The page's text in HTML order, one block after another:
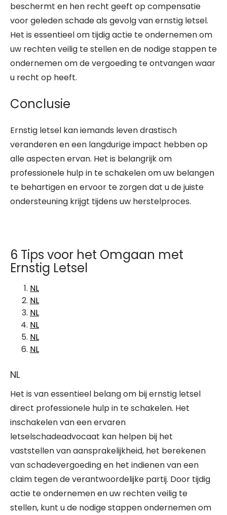
beschermt en hen recht geeft op compensatie
voor geleden schade als gevolg van ernstig letsel.
Het is essentieel om tijdig actie te ondernemen om
uw rechten veilig te stellen en de nodige stappen te
ondernemen om de vergoeding te ontvangen waar
u recht op heeft.
Conclusie
Ernstig letsel kan iemands leven drastisch
veranderen en een langdurige impact hebben op
alle aspecten ervan. Het is belangrijk om
professionele hulp in te schakelen om uw belangen
te behartigen en ervoor te zorgen dat u de juiste
ondersteuning krijgt tijdens uw herstelproces.
6 Tips voor het Omgaan met
Ernstig Letsel
NL
NL
NL
NL
NL
NL
NL
Het is van essentieel belang om bij ernstig letsel
direct professionele hulp in te schakelen. Het
inschakelen van een ervaren
letselschadeadvocaat kan helpen bij het
vaststellen van aansprakelijkheid, het berekenen
van schadevergoeding en het indienen van een
claim tegen de verantwoordelijke partij. Door tijdig
actie te ondernemen en uw rechten veilig te
stellen, kunt u de nodige stappen ondernemen om